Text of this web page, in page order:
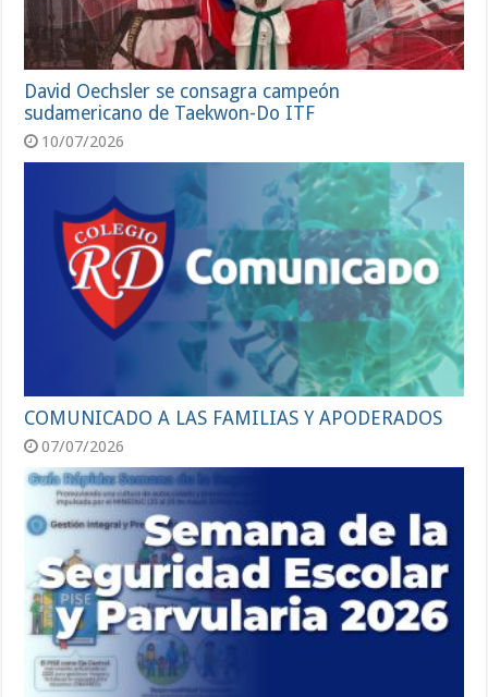
David Oechsler se consagra campeón
sudamericano de Taekwon-Do ITF
10/07/2026
COMUNICADO A LAS FAMILIAS Y APODERADOS
07/07/2026